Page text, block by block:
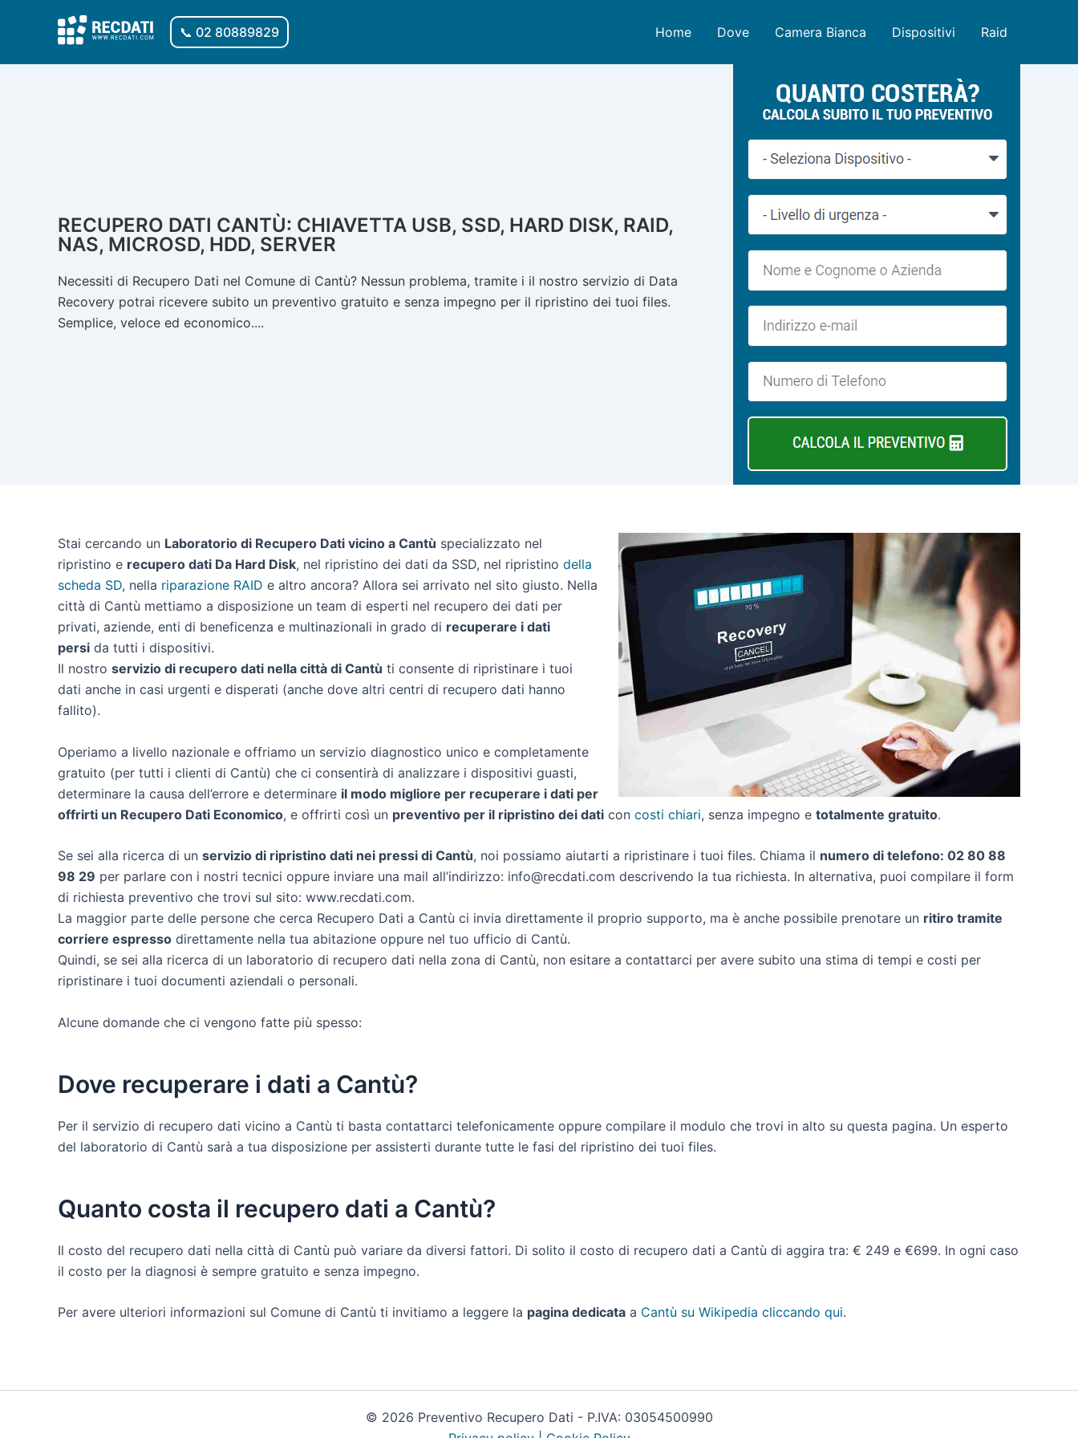
📞 02 80889829 Home Dove Camera Bianca Dispositivi Raid
RECUPERO DATI CANTÙ: CHIAVETTA USB, SSD, HARD DISK, RAID,
NAS, MICROSD, HDD, SERVER
Necessiti di Recupero Dati nel Comune di Cantù? Nessun problema, tramite i il nostro servizio di Data
Recovery potrai ricevere subito un preventivo gratuito e senza impegno per il ripristino dei tuoi files.
Semplice, veloce ed economico....
Stai cercando un Laboratorio di Recupero Dati vicino a Cantù specializzato nel
ripristino e recupero dati Da Hard Disk, nel ripristino dei dati da SSD, nel ripristino della
scheda SD, nella riparazione RAID e altro ancora? Allora sei arrivato nel sito giusto. Nella
città di Cantù mettiamo a disposizione un team di esperti nel recupero dei dati per
privati, aziende, enti di beneficenza e multinazionali in grado di recuperare i dati
persi da tutti i dispositivi.
Il nostro servizio di recupero dati nella città di Cantù ti consente di ripristinare i tuoi
dati anche in casi urgenti e disperati (anche dove altri centri di recupero dati hanno
fallito).
Operiamo a livello nazionale e offriamo un servizio diagnostico unico e completamente
gratuito (per tutti i clienti di Cantù) che ci consentirà di analizzare i dispositivi guasti,
determinare la causa dell’errore e determinare il modo migliore per recuperare i dati per
offrirti un Recupero Dati Economico, e offrirti così un preventivo per il ripristino dei dati con costi chiari, senza impegno e totalmente gratuito.
Se sei alla ricerca di un servizio di ripristino dati nei pressi di Cantù, noi possiamo aiutarti a ripristinare i tuoi files. Chiama il numero di telefono: 02 80 88
98 29 per parlare con i nostri tecnici oppure inviare una mail all’indirizzo: info@recdati.com descrivendo la tua richiesta. In alternativa, puoi compilare il form
di richiesta preventivo che trovi sul sito: www.recdati.com.
La maggior parte delle persone che cerca Recupero Dati a Cantù ci invia direttamente il proprio supporto, ma è anche possibile prenotare un ritiro tramite
corriere espresso direttamente nella tua abitazione oppure nel tuo ufficio di Cantù.
Quindi, se sei alla ricerca di un laboratorio di recupero dati nella zona di Cantù, non esitare a contattarci per avere subito una stima di tempi e costi per
ripristinare i tuoi documenti aziendali o personali.
Alcune domande che ci vengono fatte più spesso:
Dove recuperare i dati a Cantù?
Per il servizio di recupero dati vicino a Cantù ti basta contattarci telefonicamente oppure compilare il modulo che trovi in alto su questa pagina. Un esperto
del laboratorio di Cantù sarà a tua disposizione per assisterti durante tutte le fasi del ripristino dei tuoi files.
Quanto costa il recupero dati a Cantù?
Il costo del recupero dati nella città di Cantù può variare da diversi fattori. Di solito il costo di recupero dati a Cantù di aggira tra: € 249 e €699. In ogni caso
il costo per la diagnosi è sempre gratuito e senza impegno.
Per avere ulteriori informazioni sul Comune di Cantù ti invitiamo a leggere la pagina dedicata a Cantù su Wikipedia cliccando qui.
© 2026 Preventivo Recupero Dati - P.IVA: 03054500990